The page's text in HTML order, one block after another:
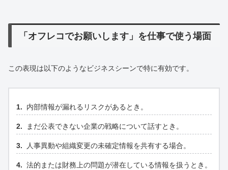
「オフレコでお願いします」を仕事で使う場面
この表現は以下のようなビジネスシーンで特に有効です。
内部情報が漏れるリスクがあるとき。
まだ公表できない企業の戦略について話すとき。
人事異動や組織変更の未確定情報を共有する場合。
法的または財務上の問題が潜在している情報を扱うとき。